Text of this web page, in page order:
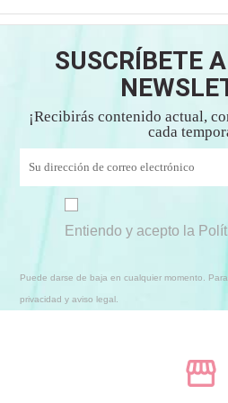
SUSCRÍBETE
¡Recibirás contenido actual,
cada
Entiendo y acepto la
Puede darse de baja en cualquier momento.
privacidad y aviso legal.